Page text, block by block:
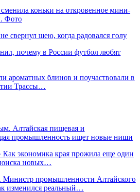
коньки на откровенное мини-
Фото
свернул шею, когда радовался голу
почему в России футбол любят
ароматных блинов и поучаствовали в
Трассы…
Алтайская пищевая и
промышленность ищет новые ниши
экономика края прожила еще один
новых…
Министр промышленности Алтайского
изменился реальный…